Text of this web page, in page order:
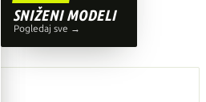
SNIŽENI MODELI
Pogledaj sve →